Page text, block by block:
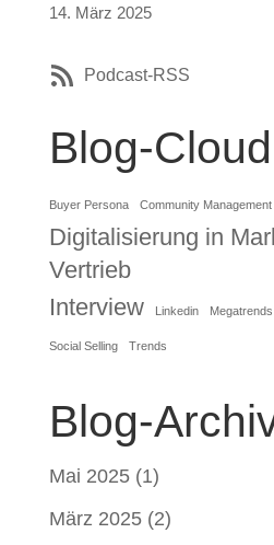
14. März 2025
Podcast-RSS
Blog-Cloud
Buyer Persona Community Management
Digitalisierung in
Vertrieb
Interview
Linkedin Megatrends
Social Selling Trends
Blog-
Mai 2025(1)
März 2025(2)